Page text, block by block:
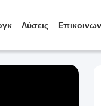
Λύσεις